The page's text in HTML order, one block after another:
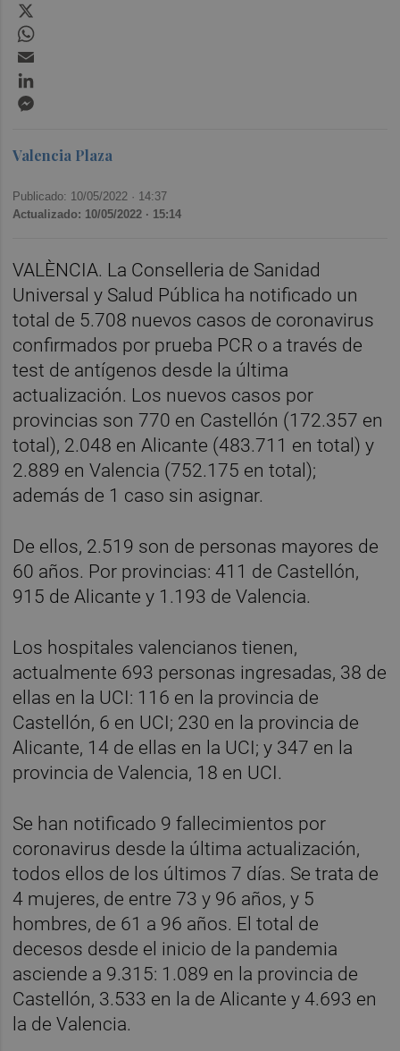
Valencia Plaza
Publicado: 10/05/2022 · 14:37
Actualizado: 10/05/2022 · 15:14
VALÈNCIA. La Conselleria de Sanidad
Universal y Salud Pública ha notificado un
total de 5.708 nuevos casos de coronavirus
confirmados por prueba PCR o a través de
test de antígenos desde la última
actualización. Los nuevos casos por
provincias son 770 en Castellón (172.357 en
total), 2.048 en Alicante (483.711 en total) y
2.889 en Valencia (752.175 en total);
además de 1 caso sin asignar.
De ellos, 2.519 son de personas mayores de
60 años. Por provincias: 411 de Castellón,
915 de Alicante y 1.193 de Valencia.
Los hospitales valencianos tienen,
actualmente 693 personas ingresadas, 38 de
ellas en la UCI: 116 en la provincia de
Castellón, 6 en UCI; 230 en la provincia de
Alicante, 14 de ellas en la UCI; y 347 en la
provincia de Valencia, 18 en UCI.
Se han notificado 9 fallecimientos por
coronavirus desde la última actualización,
todos ellos de los últimos 7 días. Se trata de
4 mujeres, de entre 73 y 96 años, y 5
hombres, de 61 a 96 años. El total de
decesos desde el inicio de la pandemia
asciende a 9.315: 1.089 en la provincia de
Castellón, 3.533 en la de Alicante y 4.693 en
la de Valencia.